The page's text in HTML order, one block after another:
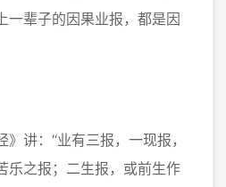
一辈子的因果业报，都是因
讲：“业有三报，一现报，
乐之报；二生报，或前生作